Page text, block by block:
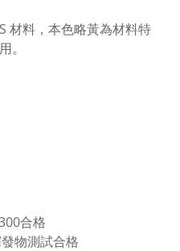
材料，本色略黃為材料特
。
合格
物測試合格